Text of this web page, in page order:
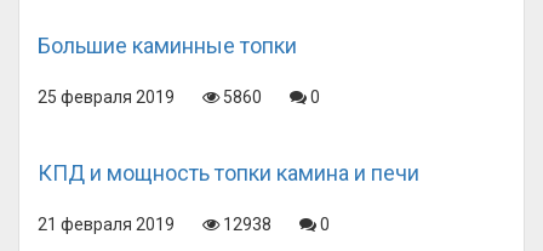
Большие каминные топки
25 февраля 2019 5860 0
КПД и мощность топки камина и печи
21 февраля 2019 12938 0